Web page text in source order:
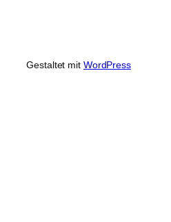
Gestaltet mit WordPress